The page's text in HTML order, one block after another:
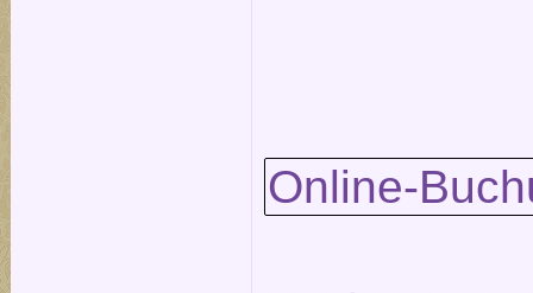
Online-